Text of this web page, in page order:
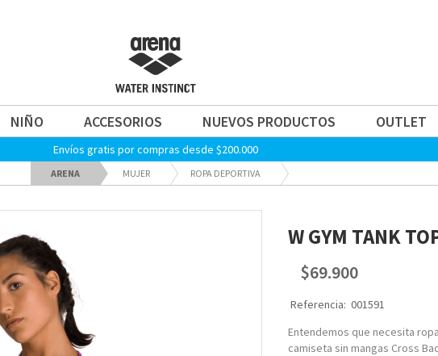
NIÑO ACCESORIOS NUEVOS PRODUCTOS OUTLET
Envíos gratis por compras desde $200.000
ARENA MUJER ROPA DEPORTIVA
W GYM TANK
$69.900
Referencia: 001591
Entendemos que necesita
camiseta sin mangas Cross